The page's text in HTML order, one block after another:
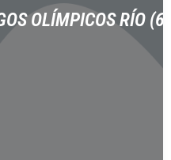
OLÍMPICOS RÍO (6